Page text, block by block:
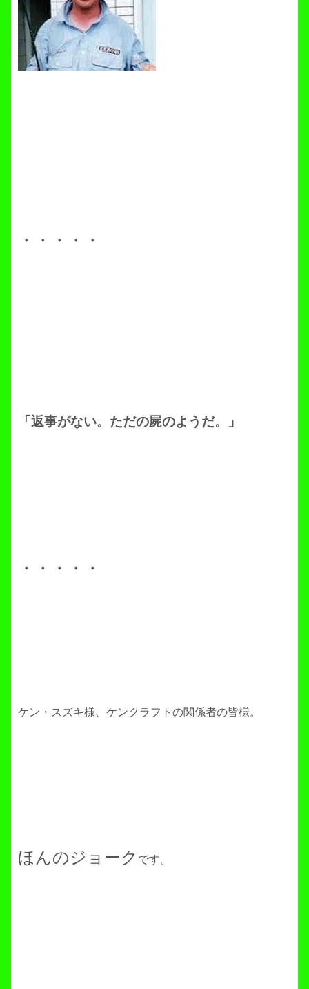
・・・・・
「返事がない。ただの屍のようだ。」
・・・・・
ケン・スズキ様、ケンクラフトの関係者の皆様。
ほんのジョーク です。